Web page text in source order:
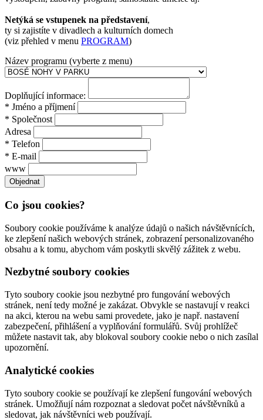
Netýká se vstupenek na představení,
ty si zajistíte v divadlech a kulturních domech
(viz přehled v menu PROGRAM)
Název programu (vyberte z menu)
Doplňující informace:
* Jméno a příjmení
* Společnost
Adresa
* Telefon
* E-mail
www
Co jsou cookies?
Soubory cookie používáme k analýze údajů o našich návštěvnících,
ke zlepšení našich webových stránek, zobrazení personalizovaného
obsahu a k tomu, abychom vám poskytli skvělý zážitek z webu.
Nezbytné soubory cookies
Tyto soubory cookie jsou nezbytné pro fungování webových
stránek, není tedy možné je zakázat. Obvykle se nastavují v reakci
na akci, kterou na webu sami provedete, jako je např. nastavení
zabezpečení, přihlášení a vyplňování formulářů. Svůj prohlížeč
můžete nastavit tak, aby blokoval soubory cookie nebo o nich zasílal
upozornění.
Analytické cookies
Tyto soubory cookie se používají ke zlepšení fungování webových
stránek. Umožňují nám rozpoznat a sledovat počet návštěvníků a
sledovat, jak návštěvníci web používají.